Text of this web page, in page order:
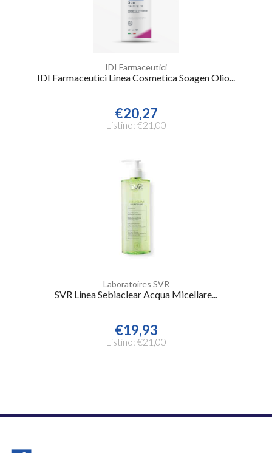
IDI Farmaceutici
IDI Farmaceutici Linea Cosmetica Soagen Olio...
€20,27
Listino: €21,00
Laboratoires SVR
SVR Linea Sebiaclear Acqua Micellare...
€19,93
Listino: €21,00